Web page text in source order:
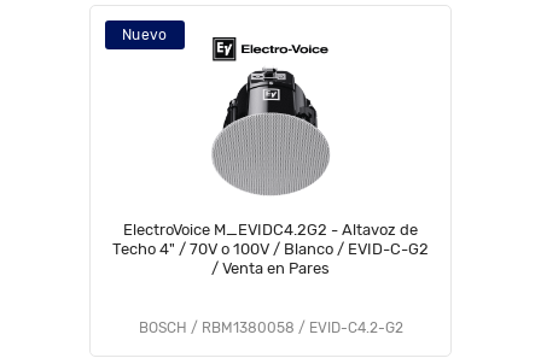
Nuevo
ElectroVoice M_EVIDC4.2G2 - Altavoz de
Techo 4" / 70V o 100V / Blanco / EVID-C-G2
/ Venta en Pares
BOSCH / RBM1380058 / EVID-C4.2-G2